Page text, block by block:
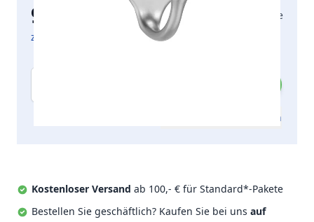
9,76 €
inkl. MwSt.
zzgl. Versandkosten
2-5 Arbeitstage
Menge
Zum Angebot hinzufügen
Kostenloser Versand ab 100,- € für Standard*-Pakete
Bestellen Sie geschäftlich? Kaufen Sie bei uns auf